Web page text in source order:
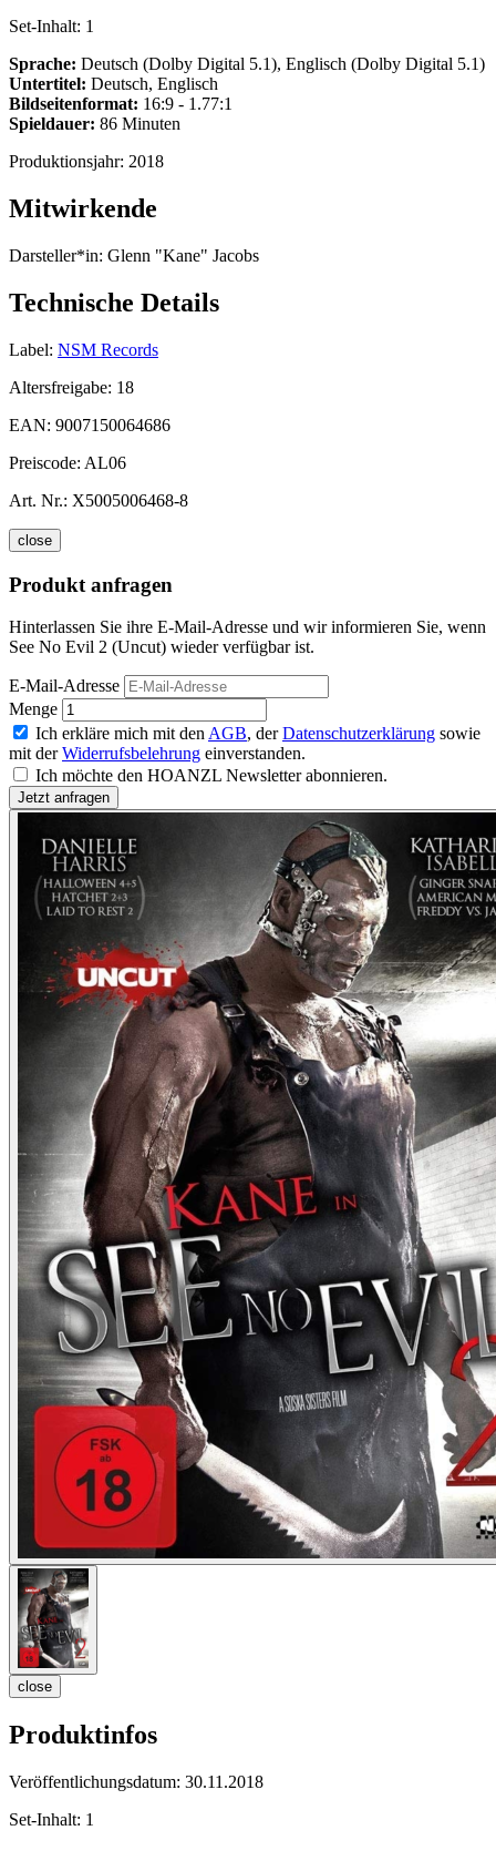
Set-Inhalt: 1
Sprache: Deutsch (Dolby Digital 5.1), Englisch (Dolby Digital 5.1)
Untertitel: Deutsch, Englisch
Bildseitenformat: 16:9 - 1.77:1
Spieldauer: 86 Minuten
Produktionsjahr: 2018
Mitwirkende
Darsteller*in: Glenn "Kane" Jacobs
Technische Details
Label: NSM Records
Altersfreigabe: 18
EAN: 9007150064686
Preiscode: AL06
Art. Nr.: X5005006468-8
close
Produkt anfragen
Hinterlassen Sie ihre E-Mail-Adresse und wir informieren Sie, wenn
See No Evil 2 (Uncut) wieder verfügbar ist.
E-Mail-Adresse
Menge
Ich erkläre mich mit den AGB, derDatenschutzerklärung sowie
mit derWiderrufsbelehrung einverstanden.
Ich möchte den HOANZL Newsletter abonnieren.
close
Produktinfos
Veröffentlichungsdatum: 30.11.2018
Set-Inhalt: 1